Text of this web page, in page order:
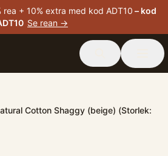
rea + 10% extra med kod ADT10 – kod
Se rean →
Cotton Shaggy (beige) (Storlek: